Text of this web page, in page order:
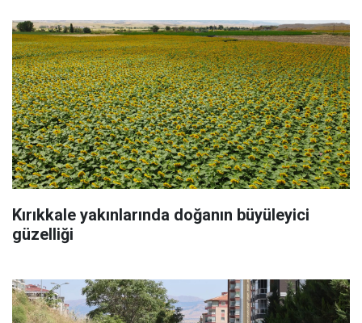
Kırıkkale yakınlarında doğanın büyüleyici
güzelliği